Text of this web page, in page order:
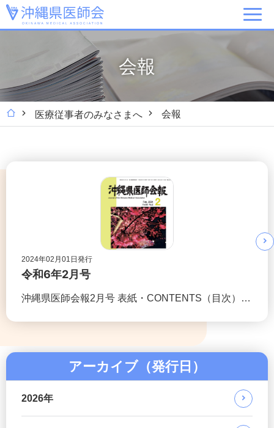
会報
医療従事者のみなさまへ 会報
2024年02月01日発行
令和6年2月号
沖縄県医師会報2月号 表紙・CONTENTS（目次）…
アーカイブ（発行日）
2026年